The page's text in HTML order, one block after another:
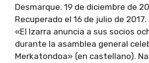
Desmarque. 19 de diciembre de
Recuperado el 16 de julio de 2017.
«El Izarra anuncia a sus socios
durante la asamblea general
Merkatondoa» (en castellano).